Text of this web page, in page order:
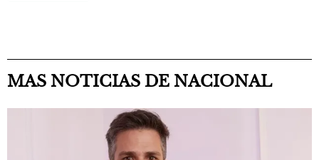
MAS NOTICIAS DE NACIONAL